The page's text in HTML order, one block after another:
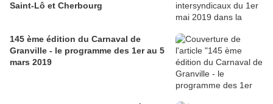
Saint-Lô et Cherbourg
145 ème édition du Carnaval de
Granville - le programme des 1er au 5
mars 2019